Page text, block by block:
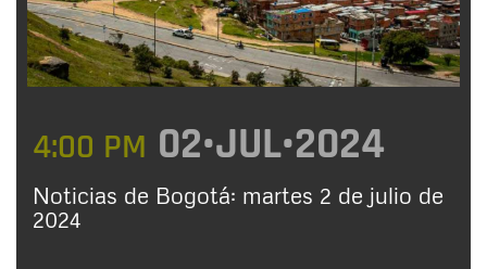
4:00 PM 02•JUL•2024
Noticias de Bogotá: martes 2 de julio de
2024